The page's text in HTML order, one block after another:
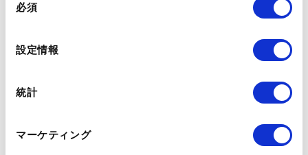
必須
設定情報
統計
マーケティング